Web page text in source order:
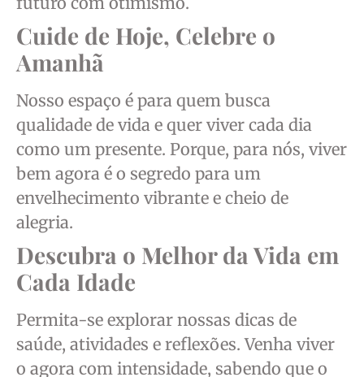
Cuide de Hoje, Celebre o
Amanhã
Nosso espaço é para quem busca
qualidade de vida e quer viver cada dia
como um presente. Porque, para nós, viver
bem agora é o segredo para um
envelhecimento vibrante e cheio de
alegria.
Descubra o Melhor da Vida em
Cada Idade
Permita-se explorar nossas dicas de
saúde, atividades e reflexões. Venha viver
o agora com intensidade, sabendo que o